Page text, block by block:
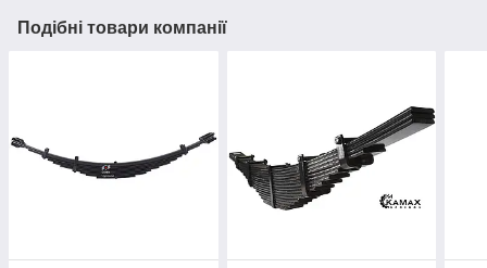
Подібні товари компанії